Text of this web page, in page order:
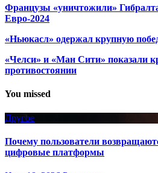
Французы «уничтожили»
Евро-2024
«Ньюкасл» одержал крупную
«Челси» и «Ман Сити» показали
противостоянии
You missed
Другое
Почему пользователи
цифровые платформы